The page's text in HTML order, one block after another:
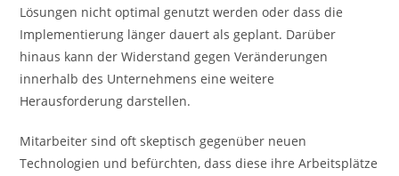
Lösungen nicht optimal genutzt werden oder dass die
Implementierung länger dauert als geplant. Darüber
hinaus kann der Widerstand gegen Veränderungen
innerhalb des Unternehmens eine weitere
Herausforderung darstellen.
Mitarbeiter sind oft skeptisch gegenüber neuen
Technologien und befürchten, dass diese ihre Arbeitsplätze